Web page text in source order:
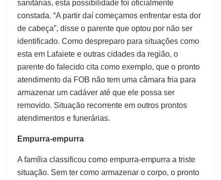
sanitárias, esta possibilidade foi oficialmente
constada. “A partir daí começamos enfrentar esta dor
de cabeça”, disse o parente que optou por não ser
identificado. Como despreparo para situações como
esta em Lafaiete e outras cidades da região, o
parente do falecido cita como exemplo, que o pronto
atendimento da FOB não tem uma câmara fria para
armazenar um cadáver até que ele possa ser
removido. Situação recorrente em outros prontos
atendimentos e funerárias.
Empurra-empurra
A família classificou como empurra-empurra a triste
situação. Sem ter como armazenar o corpo, o pronto